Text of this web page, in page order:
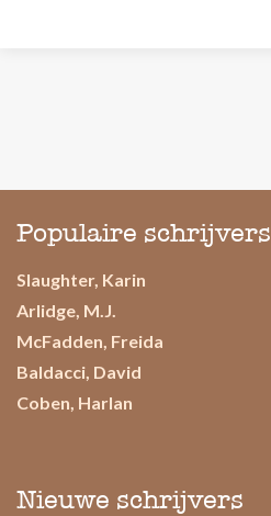
Populaire schrijvers
Slaughter, Karin
Arlidge, M.J.
McFadden, Freida
Baldacci, David
Coben, Harlan
Nieuwe schrijvers